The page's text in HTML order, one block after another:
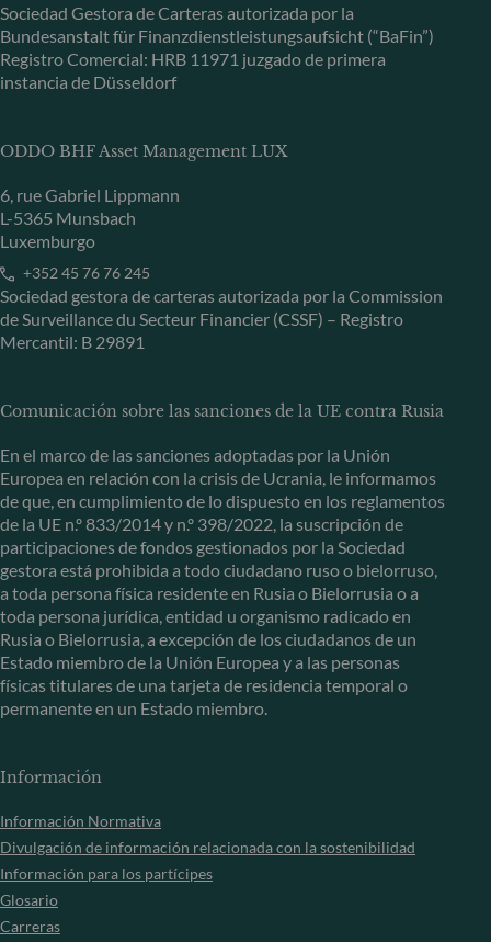
Sociedad Gestora de Carteras autorizada por la
Bundesanstalt für Finanzdienstleistungsaufsicht (“BaFin”)
Registro Comercial: HRB 11971 juzgado de primera
instancia de Düsseldorf
ODDO BHF Asset Management LUX
6, rue Gabriel Lippmann
L-5365 Munsbach
Luxemburgo
+352 45 76 76 245
Sociedad gestora de carteras autorizada por la Commission
de Surveillance du Secteur Financier (CSSF) – Registro
Mercantil: B 29891
Comunicación sobre las sanciones de la UE contra Rusia
En el marco de las sanciones adoptadas por la Unión
Europea en relación con la crisis de Ucrania, le informamos
de que, en cumplimiento de lo dispuesto en los reglamentos
de la UE n.º 833/2014 y n.º 398/2022, la suscripción de
participaciones de fondos gestionados por la Sociedad
gestora está prohibida a todo ciudadano ruso o bielorruso,
a toda persona física residente en Rusia o Bielorrusia o a
toda persona jurídica, entidad u organismo radicado en
Rusia o Bielorrusia, a excepción de los ciudadanos de un
Estado miembro de la Unión Europea y a las personas
físicas titulares de una tarjeta de residencia temporal o
permanente en un Estado miembro.
Información
Información Normativa
Divulgación de información relacionada con la sostenibilidad
Información para los partícipes
Glosario
Carreras